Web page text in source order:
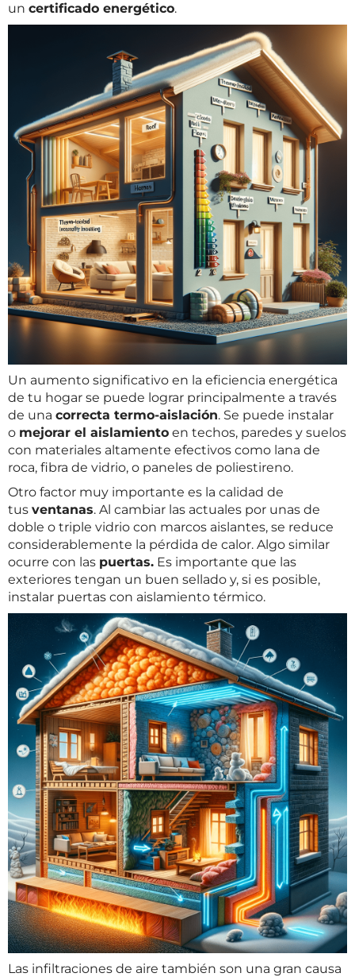
un certificado energético.
Un aumento significativo en la eficiencia energética
de tu hogar se puede lograr principalmente a través
de una correcta termo-aislación. Se puede instalar
o mejorar el aislamiento en techos, paredes y suelos
con materiales altamente efectivos como lana de
roca, fibra de vidrio, o paneles de poliestireno.
Otro factor muy importante es la calidad de
tus ventanas. Al cambiar las actuales por unas de
doble o triple vidrio con marcos aislantes, se reduce
considerablemente la pérdida de calor. Algo similar
ocurre con las puertas. Es importante que las
exteriores tengan un buen sellado y, si es posible,
instalar puertas con aislamiento térmico.
Las infiltraciones de aire también son una gran causa